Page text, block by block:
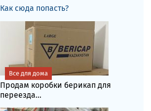
Как сюда попасть?
Продам коробки берикап для
переезда...
Все для дома